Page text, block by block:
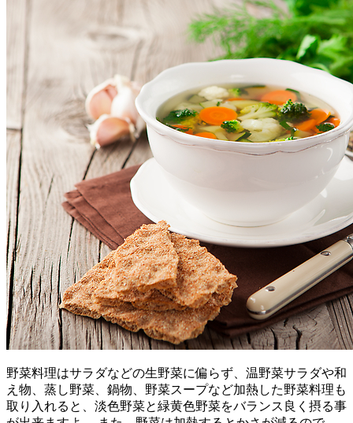
野菜料理はサラダなどの生野菜に偏らず、温野菜サラダや和
え物、蒸し野菜、鍋物、野菜スープなど加熱した野菜料理も
取り入れると、淡色野菜と緑黄色野菜をバランス良く摂る事